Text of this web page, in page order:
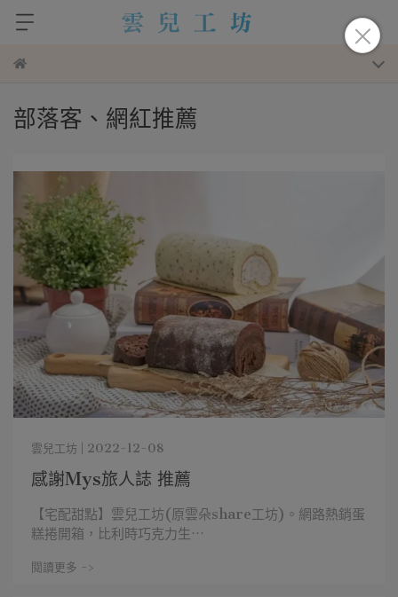
部落客、網紅推薦
感謝Mys旅人誌 推薦
雲兒工坊 | 2022-12-08
【宅配甜點】雲兒工坊(原雲朵share工坊)。網路熱銷蛋
糕捲開箱，比利時巧克力生⋯
閱讀更多 ->